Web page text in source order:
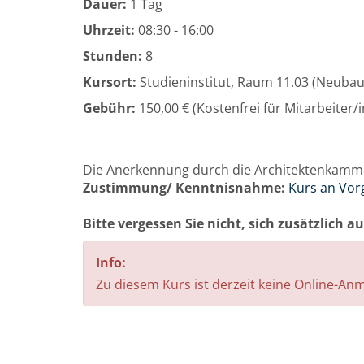
Dauer: 1 Tag
Uhrzeit: 08:30 - 16:00
Stunden: 8
Kursort: Studieninstitut, Raum 11.03
Gebühr: 150,00 € (Kostenfrei für
Die Anerkennung durch die
Zustimmung/ Kenntnisnahme: Kurs an
Bitte vergessen Sie nicht, sich zusätzlich
Info:
Zu diesem Kurs ist derzeit keine Online-